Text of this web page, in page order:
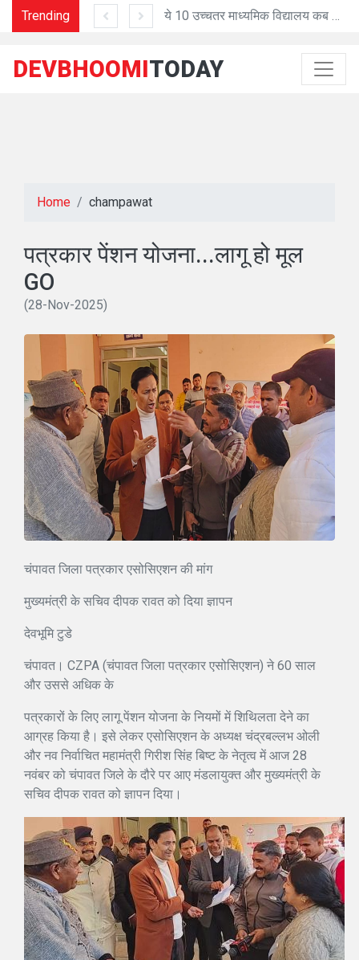
Trending
बगवाल 28 अगस्त को ये 10 उच्चतर माध्यमिक विद्यालय कब होंगे अपग्रेड?
DEVBHOOMITODAY
Home champawat
पत्रकार पेंशन योजना...लागू हो मूल
GO
(28-Nov-2025)
चंपावत जिला पत्रकार एसोसिएशन की मांग
मुख्यमंत्री के सचिव दीपक रावत को दिया ज्ञापन
देवभूमि टुडे
चंपावत। CZPA (चंपावत जिला पत्रकार एसोसिएशन) ने 60 साल
और उससे अधिक के
पत्रकारों के लिए लागू पेंशन योजना के नियमों में शिथिलता देने का
आग्रह किया है। इसे लेकर एसोसिएशन के अध्यक्ष चंद्रबल्लभ ओली
और नव निर्वाचित महामंत्री गिरीश सिंह बिष्ट के नेतृत्व में आज 28
नवंबर को चंपावत जिले के दौरे पर आए मंडलायुक्त और मुख्यमंत्री के
सचिव दीपक रावत को ज्ञापन दिया।